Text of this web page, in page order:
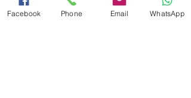
סדנת צילום בסמארטפון - בוגרFacebook Phone Email WhatsApp